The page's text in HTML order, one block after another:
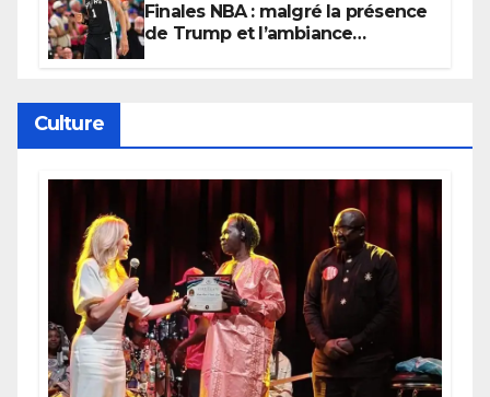
Finales NBA : malgré la présence
de Trump et l’ambiance
Culture